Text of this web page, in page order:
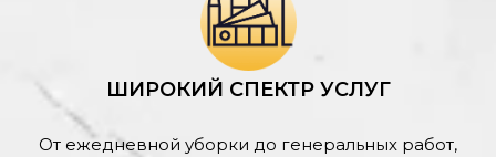
ШИРОКИЙ СПЕКТР УСЛУГ
От ежедневной уборки до генеральных работ,